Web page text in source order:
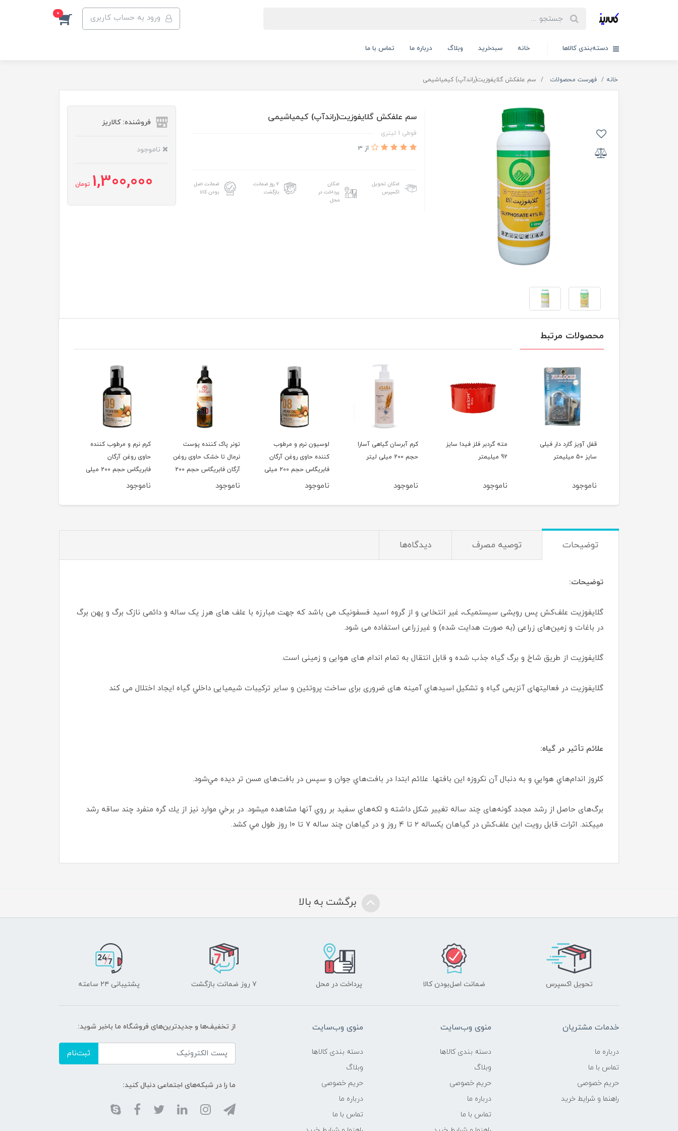
ورود به حساب کاربری 0
دسته‌بندی کالاها خانه سبدخرید وبلاگ درباره ما تماس با ما
خانه فهرست محصولات سم علفکش گلایفوزیت(راندآپ) کیمیاشیمی
سم علفکش گلایفوزیت(راندآپ) کیمیاشیمی
قوطی 1 لیتری
از 3
امکان تحویل
اکسپرس
امکان
پرداخت در
محل
۷ روز ضمانت
بازگشت
ضمانت اصل
بودن کالا
فروشنده: کالاریز
ناموجود
1,300,000 تومان
محصولات مرتبط
مته گردبر فلز فیدا سایز
92 میلیمتر
ناموجود
کرم آبرسان گیاهی آسارا
حجم 200 میلی لیتر
ناموجود
لوسیون نرم و مرطوب
کننده حاوی روغن آرگان
لیتر
ناموجود
تونر پاک کننده پوست
نرمال تا خشک حاوی روغن
آرگان فابریگاس حجم 200
میلی لیتر
ناموجود
کرم نرم و مرطوب کننده
حاوی روغن آرگان
فابریگاس حجم 200 میلی
لیتر
ناموجود
تونر پاک کننده پوست
نرمال تا چرب حاوی روغن
ماکادمیا فابریگاس حجم
200 میلی لیتر
ناموجود
توضیحات توصیه مصرف دیدگاه‌ها
توضیحات:
گلایفوزیت علف‌کش پس رویشی سيستميک، غير انتخابی و از گروه اسيد فسفونيک می باشد که جهت مبارزه با علف های هرز یک ساله و دائمی نازک برگ و پهن برگ
در باغات و زمين‌های زراعی (به صورت هدایت شده) و غيرزراعی استفاده می شود.
گلایفوزیت از طريق شاخ و برگ گياه جذب شده و قابل انتقال به تمام اندام های هوایی و زمینی است.
گلایفوزیت در فعاليتهای آنزيمی گياه و تشكيل اسيدهاي آمينه های ضروری برای ساخت پروتئین و ساير تركيبات شيميايی داخلي گياه ايجاد اختلال می كند
علائم تأثير در گياه:
كلروز اندام‌هاي هوايي و به دنبال آن نكروزه اين بافتها. علائم ابتدا در بافت‌هاي جوان و سپس در بافت‌های مسن تر ديده مي‌شود.
برگ‌های حاصل از رشد مجدد گونه‌های چند ساله تغيير شكل داشته و لكه‌هاي سفيد بر روي آنها مشاهده ميشود. در برخي موارد نيز از يك گره منفرد چند ساقه رشد
ميیكند. اثرات قابل رويت اين علف‌كش در گياهان يكساله ۲ تا ۴ روز و در گياهان چند ساله ۷ تا ۱۰ روز طول مي كشد.
برگشت به بالا
تحویل اکسپرس ضمانت اصل‌بودن کالا پرداخت در محل ۷ روز ضمانت بازگشت پشتیبانی ۲۴ ساعته
خدمات مشتریان
درباره ما
تماس با ما
حریم خصوصی
راهنما و شرایط خرید
منوی وب‌سایت
دسته بندی کالاها
وبلاگ
حریم خصوصی
درباره ما
تماس با ما
منوی وب‌سایت
دسته بندی کالاها
وبلاگ
حریم خصوصی
درباره ما
تماس با ما
از تخفیف‌ها و جدیدترین‌های فروشگاه ما باخبر شوید:
ثبت‌نام
ما را در شبکه‌های اجتماعی دنبال کنید: